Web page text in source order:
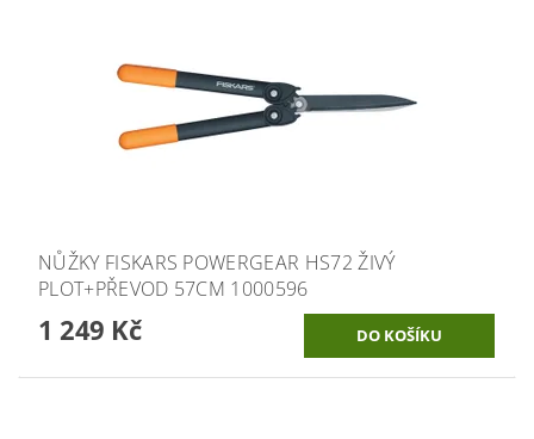
NŮŽKY FISKARS POWERGEAR HS72 ŽIVÝ
PLOT+PŘEVOD 57CM 1000596
1 249 Kč